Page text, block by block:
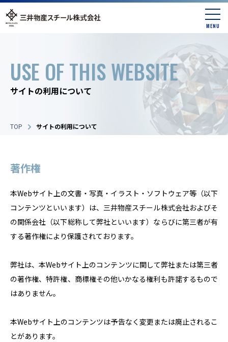
MENU
USE OF THIS WEBSITE
サイトの利用について
TOP サイトの利用について
著作権
本Webサイト上の文書・写真・イラスト・ソフトウェア等（以下
コンテンツといいます）は、三井物産スチール株式会社およびそ
の関係会社（以下総称して弊社といいます）ならびに第三者が有
する著作権により保護されております。
弊社は、本Webサイト上のコンテンツに関して弊社または第三者
の著作権、特許権、商標権その他いかなる権利も許諾するもので
はありません。
本Webサイト上のコンテンツは予告なく変更または廃止されるこ
とがあります。